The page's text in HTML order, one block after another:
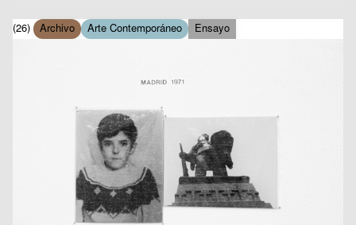
(26) Archivo Arte Contemporáneo Ensayo